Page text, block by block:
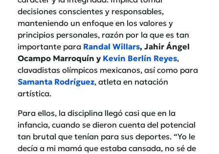
decisiones conscientes y responsables,
manteniendo un enfoque en los valores y
principios personales, razón por la que es tan
importante para Randal Willars, Jahir Ángel
Ocampo Marroquín y Kevin Berlín Reyes,
clavadistas olímpicos mexicanos, así como para
Samanta Rodríguez, atleta en natación
artística.
Para ellos, la disciplina llegó casi que en la
infancia, cuando se dieron cuenta del potencial
tan brutal que tenían para sus deportes. “Yo le
decía a mi mamá que estaba cansada, no sé de